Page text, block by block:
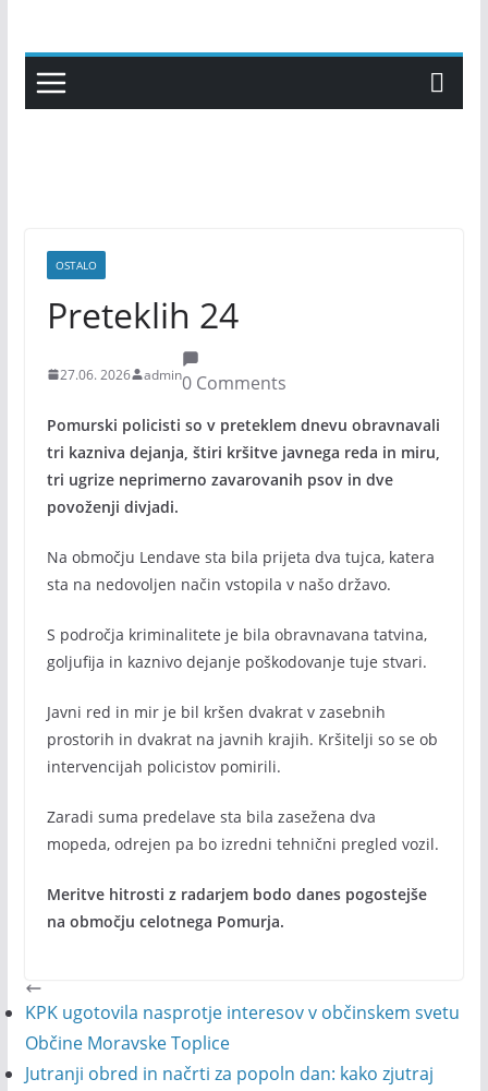
content
OSTALO
Preteklih 24
27.06. 2026 admin0 Comments
Pomurski policisti so v preteklem dnevu obravnavali
tri kazniva dejanja, štiri kršitve javnega reda in miru,
tri ugrize neprimerno zavarovanih psov in dve
povoženji divjadi.
Na območju Lendave sta bila prijeta dva tujca, katera
sta na nedovoljen način vstopila v našo državo.
S področja kriminalitete je bila obravnavana tatvina,
goljufija in kaznivo dejanje poškodovanje tuje stvari.
Javni red in mir je bil kršen dvakrat v zasebnih
prostorih in dvakrat na javnih krajih. Kršitelji so se ob
intervencijah policistov pomirili.
Zaradi suma predelave sta bila zasežena dva
mopeda, odrejen pa bo izredni tehnični pregled vozil.
Meritve hitrosti z radarjem bodo danes pogostejše
na območju celotnega Pomurja.
KPK ugotovila nasprotje interesov v občinskem svetu
Občine Moravske Toplice
Jutranji obred in načrti za popoln dan: kako zjutraj